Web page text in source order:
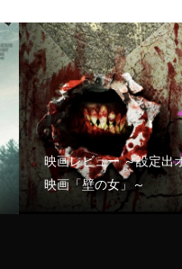
映画レビュー ～設定出
映画「壁の女」～